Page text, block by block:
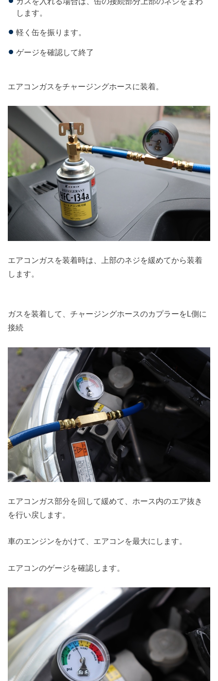
します。
軽く缶を振ります。
ゲージを確認して終了
エアコンガスをチャージングホースに装着。
エアコンガスを装着時は、上部のネジを緩めてから装着
します。
ガスを装着して、チャージングホースのカプラーをL側に
接続
エアコンガス部分を回して緩めて、ホース内のエア抜き
を行い戻します。
車のエンジンをかけて、エアコンを最大にします。
エアコンのゲージを確認します。